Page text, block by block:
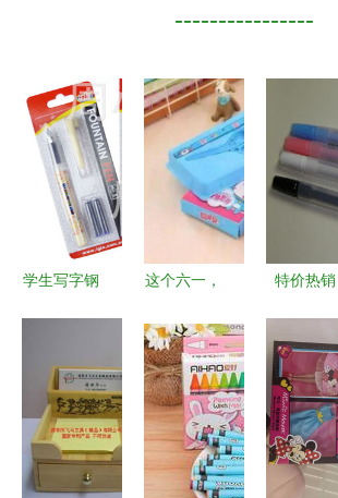
----------------
学生写字钢
装钢笔详解
与市场前景
这个六一，
你过——文
具用品批发
让节日更有
意义
特价热销
爱忍者兔
性笔，8g
巧卡通水
批发之选